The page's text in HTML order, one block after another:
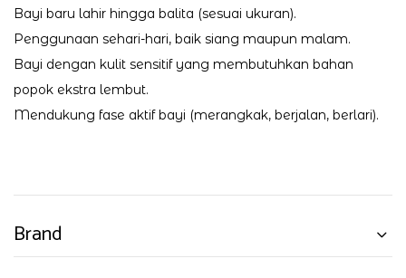
Bayi baru lahir hingga balita (sesuai ukuran).
Penggunaan sehari-hari, baik siang maupun malam.
Bayi dengan kulit sensitif yang membutuhkan bahan
popok ekstra lembut.
Mendukung fase aktif bayi (merangkak, berjalan, berlari).
Brand